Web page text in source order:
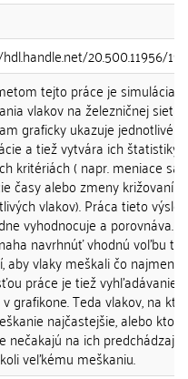
20.500.11956/
tejto práce je simulácia
vlakov na železničnej sieti.
graficky ukazuje jednotlivé
a tiež vytvára ich štatistiky
kritériách ( napr. meniace sa
časy alebo zmeny križovaní
vlakov). Práca tieto
vyhodnocuje a porovnáva.
navrhnúť vhodnú voľbu
aby vlaky meškali čo najmenej.
práce je tiež vyhľadávanie
grafikone. Teda vlakov, na
najčastejšie, alebo
nečakajú na ich
veľkému meškaniu.